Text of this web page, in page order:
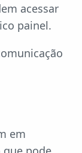
acessar
painel.
em